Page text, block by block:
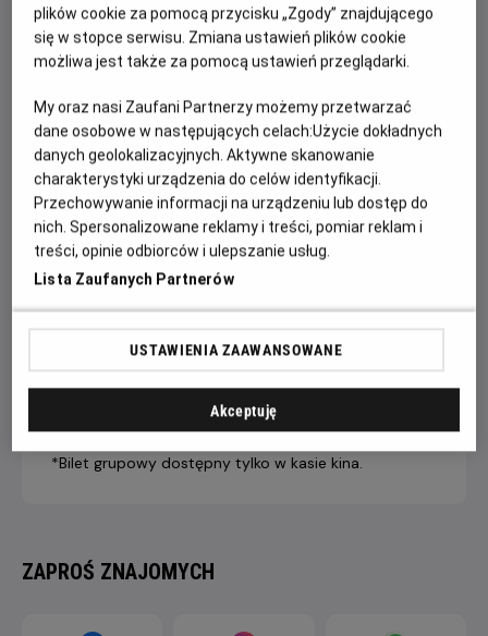
Najlepsze mecze wymagają najlepszej oprawy dlatego
obejrzyj ten pojedynek na wielkim kinowym ekranie,
CENNIK
7 dni +
do seansu
4-6 dni
LIVE STREAM
PREMIUM
43,90 ZŁ 46,90 ZŁ 49,90 ZŁ
*Bilet grupowy dostępny tylko w kasie kina.
ZAPROŚ ZNAJOMYCH
plików cookie za pomocą przycisku „Zgody” znajdującego
się w stopce serwisu. Zmiana ustawień plików cookie
możliwa jest także za pomocą ustawień przeglądarki.
My oraz nasi Zaufani Partnerzy możemy przetwarzać
dane osobowe w następujących celach:Użycie dokładnych
danych geolokalizacyjnych. Aktywne skanowanie
charakterystyki urządzenia do celów identyfikacji.
Przechowywanie informacji na urządzeniu lub dostęp do
nich. Spersonalizowane reklamy i treści, pomiar reklam i
treści, opinie odbiorców i ulepszanie usług.
Lista Zaufanych Partnerów
USTAWIENIA ZAAWANSOWANE
Akceptuję